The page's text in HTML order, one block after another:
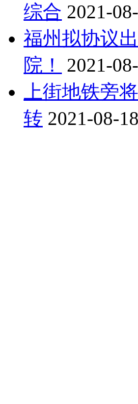
综合 2021-
福州拟协议
院！
2021-
上街地铁旁
转 2021-08-18